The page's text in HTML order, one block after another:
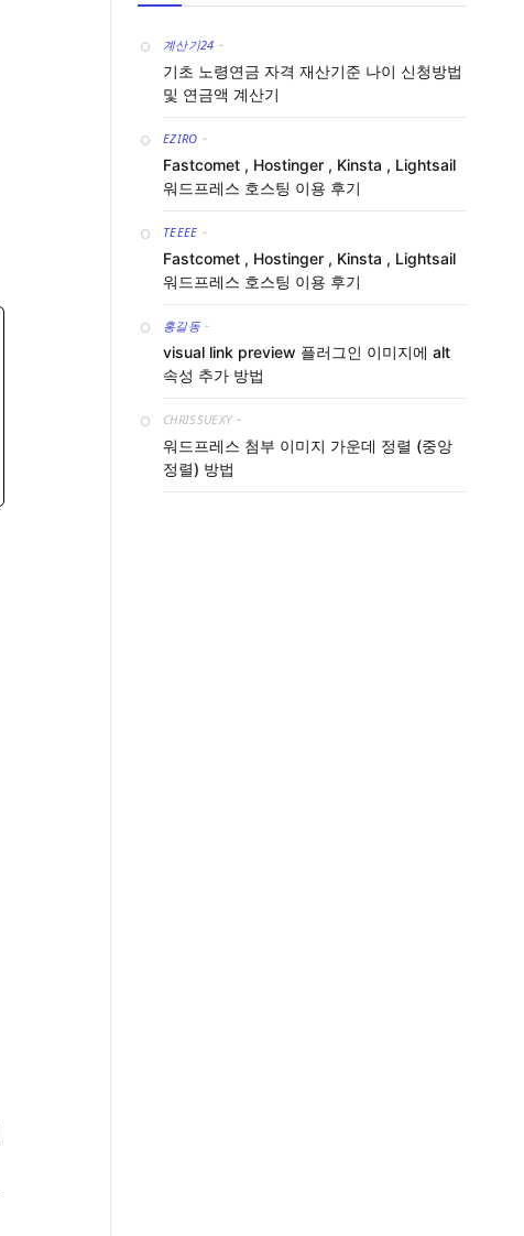
계산기24 -
기초 노령연금 자격 재산기준 나이 신청방법
및 연금액 계산기
EZIRO -
Fastcomet , Hostinger , Kinsta , Lightsail
워드프레스 호스팅 이용 후기
TEEEE -
Fastcomet , Hostinger , Kinsta , Lightsail
워드프레스 호스팅 이용 후기
홍길동 -
visual link preview 플러그인 이미지에 alt
속성 추가 방법
CHRISSUEXY -
워드프레스 첨부 이미지 가운데 정렬 (중앙
정렬) 방법